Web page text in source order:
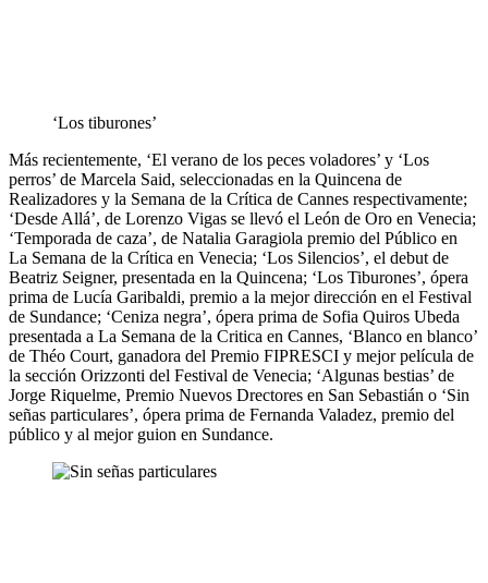
‘Los tiburones’
Más recientemente, ‘El verano de los peces voladores’ y ‘Los
perros’ de Marcela Said, seleccionadas en la Quincena de
Realizadores y la Semana de la Crítica de Cannes respectivamente;
‘Desde Allá’, de Lorenzo Vigas se llevó el León de Oro en Venecia;
‘Temporada de caza’, de Natalia Garagiola premio del Público en
La Semana de la Crítica en Venecia; ‘Los Silencios’, el debut de
Beatriz Seigner, presentada en la Quincena; ‘Los Tiburones’, ópera
prima de Lucía Garibaldi, premio a la mejor dirección en el Festival
de Sundance; ‘Ceniza negra’, ópera prima de Sofia Quiros Ubeda
presentada a La Semana de la Critica en Cannes, ‘Blanco en blanco’
de Théo Court, ganadora del Premio FIPRESCI y mejor película de
la sección Orizzonti del Festival de Venecia; ‘Algunas bestias’ de
Jorge Riquelme, Premio Nuevos Drectores en San Sebastián o ‘Sin
señas particulares’, ópera prima de Fernanda Valadez, premio del
público y al mejor guion en Sundance.